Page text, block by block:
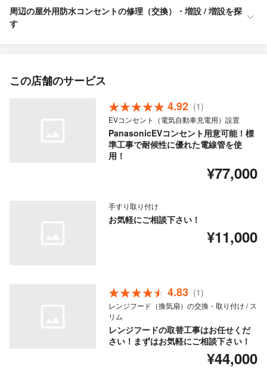
周辺の屋外用防水コンセントの修理（交換）・増設 / 増設を探
す
この店舗のサービス
4.92 (1)
EVコンセント（電気自動車充電用）設置
PanasonicEVコンセント用意可能！標
準工事で耐候性に優れた電線管を使
用！
¥77,000
手すり取り付け
お気軽にご相談下さい！
¥11,000
4.83 (1)
レンジフード（換気扇）の交換・取り付け / ス
リム
レンジフードの取替工事はお任せくだ
さい！まずはお気軽にご相談下さい！
¥44,000